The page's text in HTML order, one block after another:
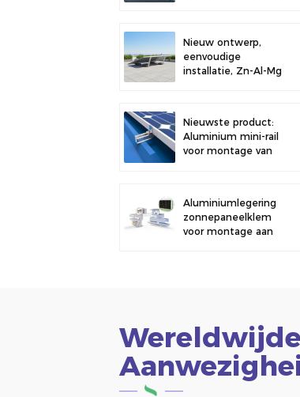
een
montagesysteem
voor zonnepanelen.
Nieuw ontwerp,
eenvoudige
installatie, Zn-Al-Mg
Nieuwste product:
Aluminium mini-rail
voor montage van
Aluminiumlegering
zonnepaneelklem
voor montage aan